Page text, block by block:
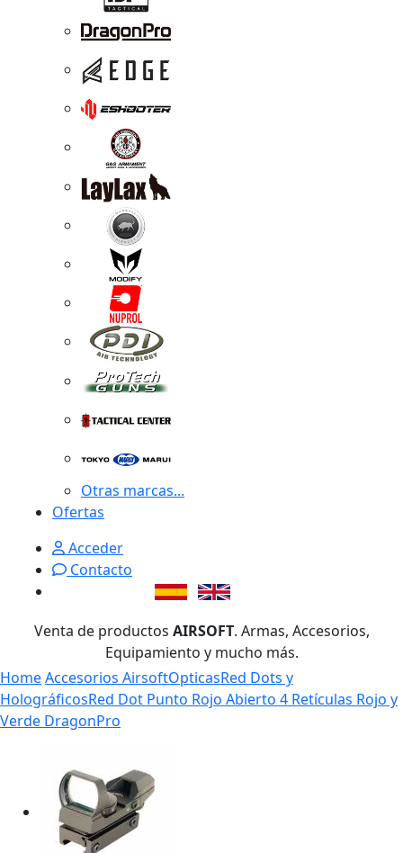
Otras marcas...
Ofertas
Acceder
Contacto
Venta de productos AIRSOFT. Armas, Accesorios,
Equipamiento y mucho más.
HomeAccesorios AirsoftOpticasRed Dots y
HolográficosRed Dot Punto Rojo Abierto 4 Retículas Rojo y
Verde DragonPro